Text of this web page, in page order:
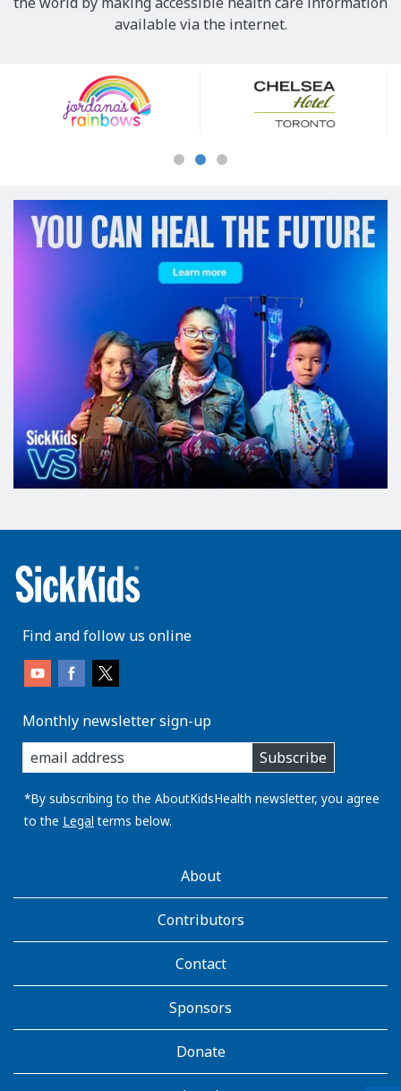
available via the internet.
Sponsors
Find and follow us online
Monthly newsletter sign-up
enter
you
email
address:
Subscribe
*By subscribing to the AboutKidsHealth newsletter, you agree
to the Legal terms below.
AboutKidsHealthAbout
Contributors
Contact
Sponsors
Donate